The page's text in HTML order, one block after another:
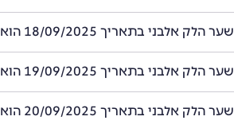
שער הלק אלבני בתאריך 18/09/2025 הוא 0.0409
שער הלק אלבני בתאריך 19/09/2025 הוא 0.0408
שער הלק אלבני בתאריך 20/09/2025 הוא 0.0405